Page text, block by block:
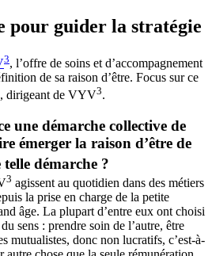
pour guider la stratégie
3, l’offre de soins et d’accompagnement
de sa raison d’être. Focus sur ce
dirigeant de VYV3.
une démarche collective de
émerger la raison d’être de
démarche ?
3 agissent au quotidien dans des métiers
la prise en charge de la petite
âge. La plupart d’entre eux ont choisi
sens : prendre soin de l’autre, être
mutualistes, donc non lucratifs, c’est-à-